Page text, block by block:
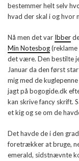
bestemmer helt selv
hvad der skal i og hvor
Nå men det var Ibber
Min Notesbog(reklame
det være. Den bestilte
Januar da den først
mig med de
jagt på bogogide.dk
kan skrive fancy skrift.
et kig og se om de
Det havde de i den
foretrækker at bruge,
emerald, sidstnævnte